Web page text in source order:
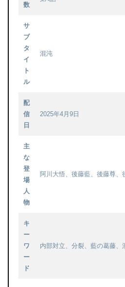
数
サ
ブ
タ
イ
ト
ル
混沌
配
信
日
2025年4月9日
主
な
登
場
人
物
阿川大悟、後藤藍、後藤尊、
キ
ー
ワ
ー
ド
内部対立、分裂、藍の葛藤、